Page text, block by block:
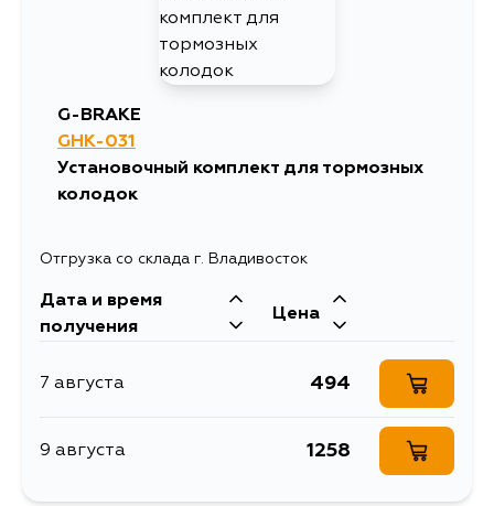
G-BRAKE
GHK-031
Установочный комплект для тормозных
колодок
Отгрузка со склада г. Владивосток
Дата и время
получения
Цена
7 августа 494
9 августа 1258